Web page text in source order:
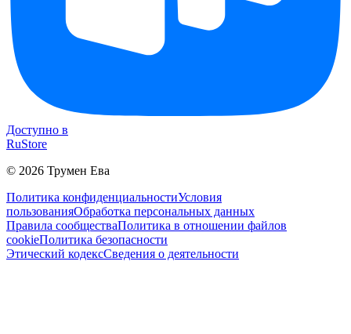
Доступно в
RuStore
© 2026 Трумен Ева
Политика конфиденциальностиУсловия
пользованияОбработка персональных данных
Правила сообществаПолитика в отношении файлов
cookieПолитика безопасности
Этический кодексСведения о деятельности